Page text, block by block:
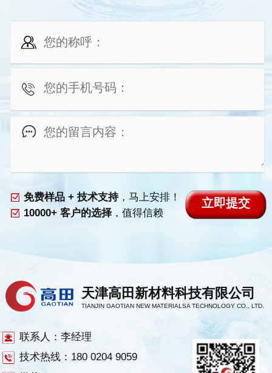
免费样品 + 技术支持，马上安排！
10000+ 客户的选择，值得信赖
天津高田新材料科技有限公司
TIANJIN GAOTIAN NEW MATERIALSA TECHNOLOGY CO., LTD.
联系人：李经理
技术热线：180 0204 9059